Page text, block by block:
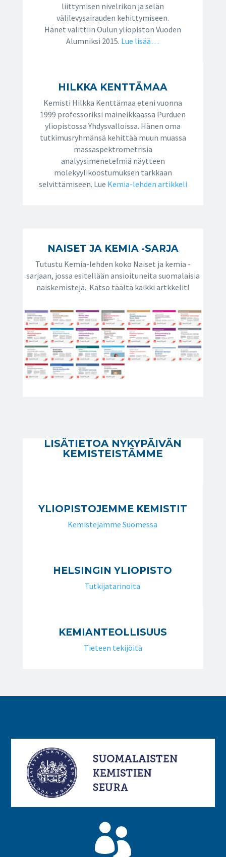
liittymisen nivelrikon ja selän
välilevysairauden kehittymiseen.
Hänet valittiin Oulun yliopiston Vuoden
Alumniksi 2015. Lue lisää…
HILKKA KENTTÄMAA
Kemisti Hilkka Kenttämaa eteni vuonna
1999 professoriksi maineikkaassa Purduen
yliopistossa Yhdysvalloissa. Hänen oma
tutkimusryhmänsä kehittää muun muassa
massaspektrometrisia
analyysimenetelmiä näytteen
molekyylikoostumuksen tarkkaan
selvittämiseen. Lue Kemia-lehden artikkeli
NAISET JA KEMIA -SARJA
Tutustu Kemia-lehden koko Naiset ja kemia -
sarjaan, jossa esitellään ansioituneita suomalaisia
naiskemistejä. Katso täältä kaikki artkkelit!
LISÄTIETOA NYKYPÄIVÄN
KEMISTEISTÄMME
YLIOPISTOJEMME KEMISTIT
Kemistejämme Suomessa
HELSINGIN YLIOPISTO
Tutkijatarinoita
KEMIANTEOLLISUUS
Tieteen tekijöitä
